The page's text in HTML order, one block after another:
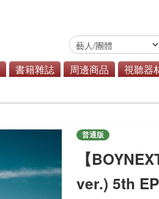
書籍雜誌 周邊商品 視聽器
普通版
【
ver.) 5th